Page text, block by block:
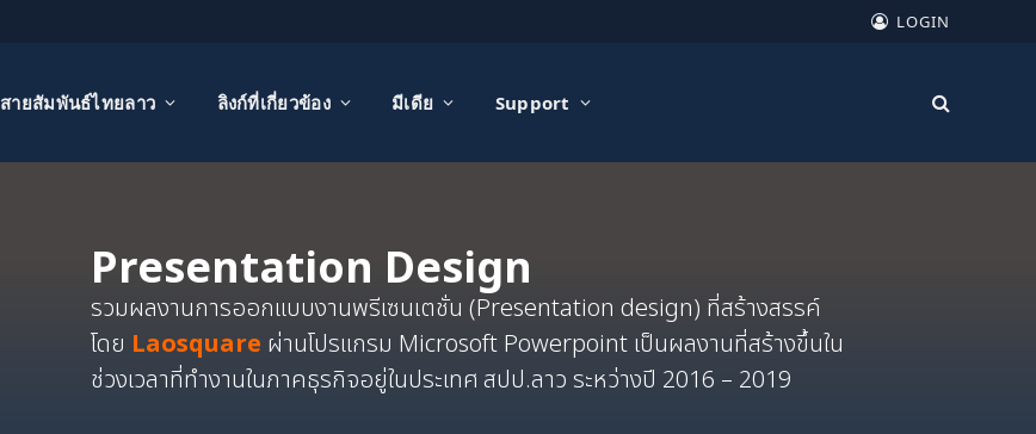
LOGIN
สายสัมพันธ์ไทยลาว ลิงก์ที่เกี่ยวข้อง มีเดีย Support
Presentation Design
รวมผลงานการออกแบบงานพรีเซนเตชั่น (Presentation design) ที่สร้างสรรค์
โดย Laosquare ผ่านโปรแกรม Microsoft Powerpoint เป็นผลงานที่สร้างขึ้นใน
ช่วงเวลาที่ทำงานในภาคธุรกิจอยู่ในประเทศ สปป.ลาว ระหว่างปี 2016 – 2019